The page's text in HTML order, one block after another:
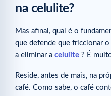
na celulite?
Mas afinal, qual é o
que defende que friccionar
a eliminar a celulite ? É
Reside, antes de mais, na
café. Como sabe, o café